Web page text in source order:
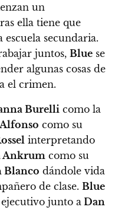
un
ella tiene que
secundaria.
juntos, Blue se
algunas cosas de
el crimen.
Burelli como la
como su
interpretando
Ankrum como su
Blanco dándole vida
de clase. Blue
junto a Dan